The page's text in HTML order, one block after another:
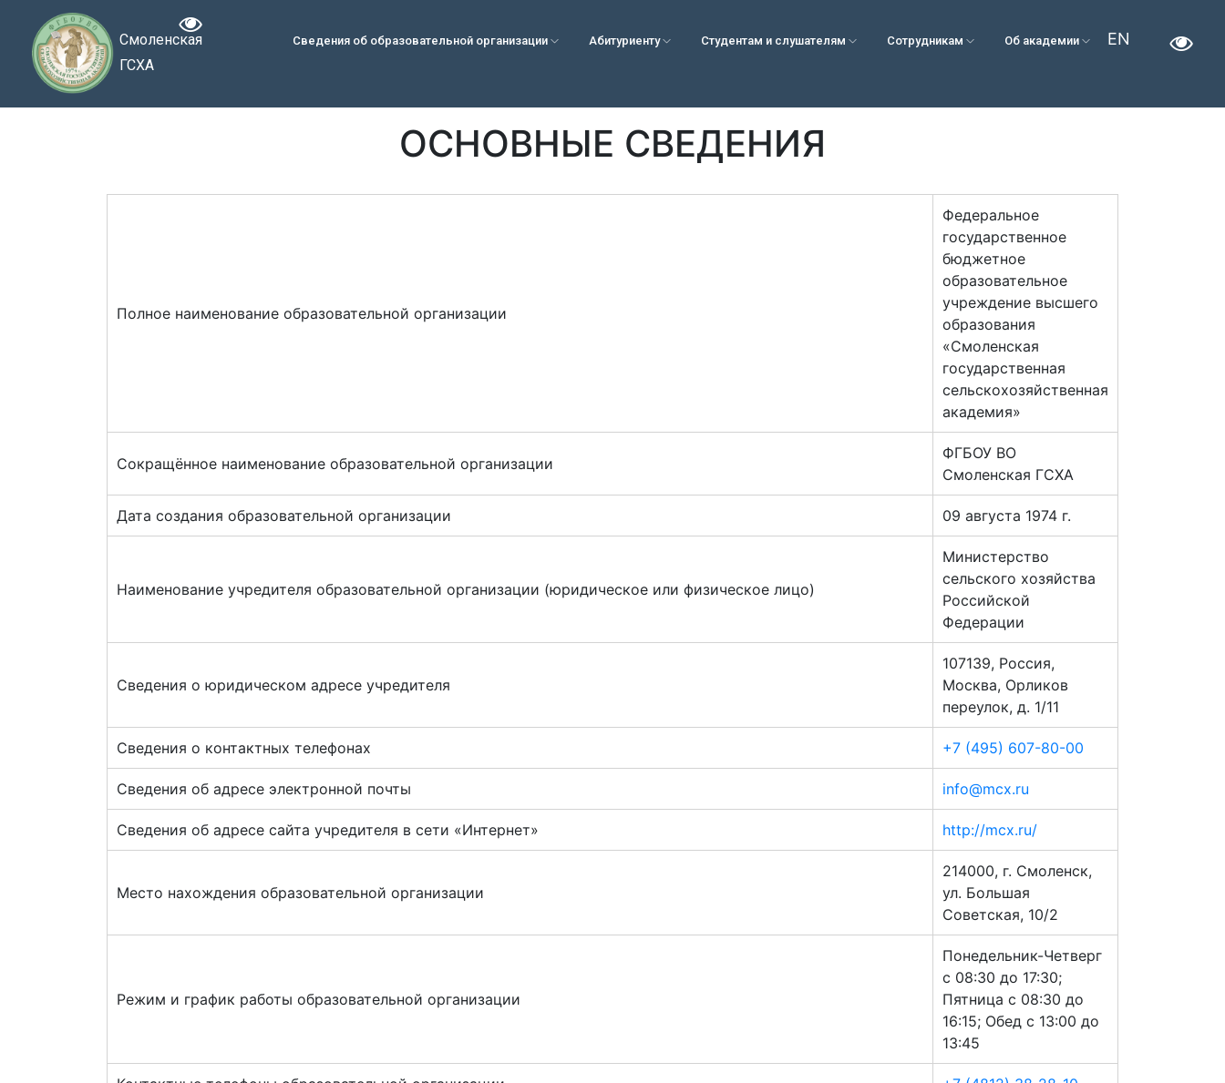
Смоленская
ГСХА
Сведения об образовательной организации Абитуриенту Студентам и слушателям Сотрудникам Об академии EN
ОСНОВНЫЕ СВЕДЕНИЯ
Полное наименование образовательной организации
Федеральное
государственное
бюджетное
образовательное
учреждение высшего
образования
«Смоленская
государственная
сельскохозяйственная
академия»
Сокращённое наименование образовательной организации
ФГБОУ ВО
Смоленская ГСХА
Дата создания образовательной организации 09 августа 1974 г.
Наименование учредителя образовательной организации (юридическое или физическое лицо)
Министерство
сельского хозяйства
Российской
Федерации
Сведения о юридическом адресе учредителя
107139, Россия,
Москва, Орликов
переулок, д. 1/11
Сведения о контактных телефонах +7 (495) 607-80-00
Сведения об адресе электронной почты info@mcx.ru
Сведения об адресе сайта учредителя в сети «Интернет» http://mcx.ru/
Место нахождения образовательной организации
214000, г. Смоленск,
ул. Большая
Советская, 10/2
Режим и график работы образовательной организации
Понедельник-Четверг
с 08:30 до 17:30;
Пятница с 08:30 до
16:15; Обед с 13:00 до
13:45